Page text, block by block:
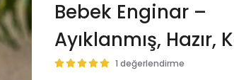
Bebek Enginar –
Ayıklanmış, Hazır,
1 değerlendirme